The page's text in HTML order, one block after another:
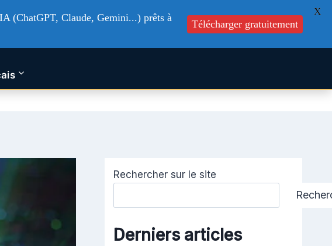
Rechercher sur le site
Derniers articles
(ChatGPT, Claude, Gemini...) prêts à
Télécharger gratuitement
X